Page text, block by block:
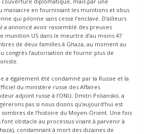
massacre en fournissant les munitions et obus
qui pilonne sans cesse l’enclave. D’ailleurs
a annoncé avoir rassemblé des preuves
munition US dans le meurtre d’au moins 47
de deux familles à Ghaza, au moment au
congrès l’autorisation de fournir plus de
a également été condamné par la Russie et la
du ministère russe des Affaires
adjoint russe à l’ONU, Dmitri Polianskiï, a
pas si nous disons qu’aujourd’hui est
sombres de l’histoire du Moyen-Orient. Une fois
font obstacle au processus visant à parvenir à
condamnant à mort des dizaines de